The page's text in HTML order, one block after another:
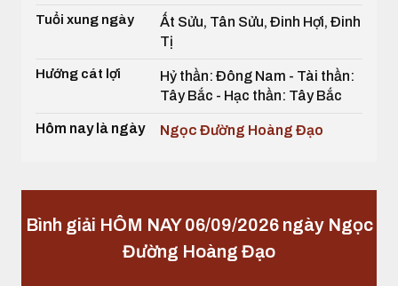
Tuổi xung ngày
Ất Sửu, Tân Sửu, Đinh Hợi, Đinh
Tị
Hướng cát lợi
Hỷ thần: Đông Nam - Tài thần:
Tây Bắc - Hạc thần: Tây Bắc
Hôm nay là ngày Ngọc Đường Hoàng Đạo
Bình giải HÔM NAY 06/09/2026 ngày Ngọc
Đường Hoàng Đạo